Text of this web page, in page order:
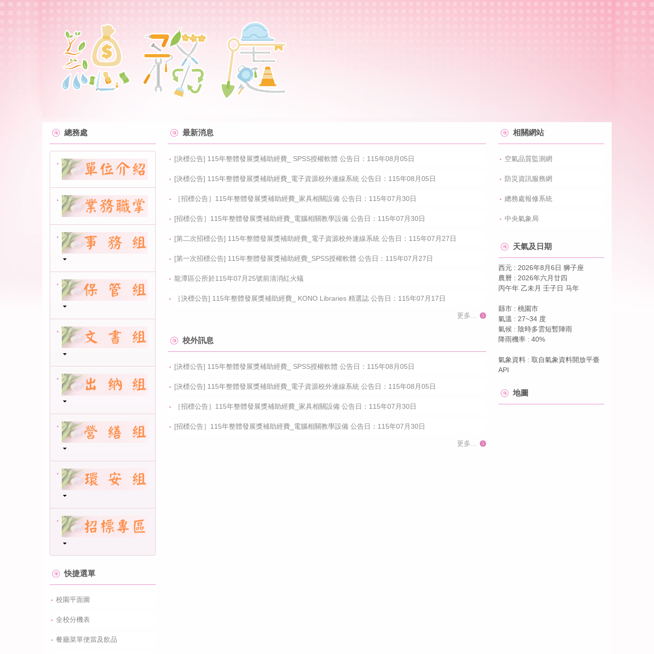
總務處
快捷選單
校園平面圖
全校分機表
餐廳菜單便當及飲品
最新消息
[決標公告] 115年整體發展獎補助經費_ SPSS授權軟體 公告日：115年08月05日
[決標公告] 115年整體發展獎補助經費_電子資源校外連線系統 公告日：115年08月05日
［招標公告］115年整體發展獎補助經費_家具相關設備 公告日：115年07月30日
[招標公告］115年整體發展獎補助經費_電腦相關教學設備 公告日：115年07月30日
[第二次招標公告] 115年整體發展獎補助經費_電子資源校外連線系統 公告日：115年07月27日
[第一次招標公告] 115年整體發展獎補助經費_SPSS授權軟體 公告日：115年07月27日
龍潭區公所於115年07月25號前清消紅火蟻
［決標公告] 115年整體發展獎補助經費_ KONO Libraries 精選誌 公告日：115年07月17日
更多...
校外訊息
[決標公告] 115年整體發展獎補助經費_ SPSS授權軟體 公告日：115年08月05日
[決標公告] 115年整體發展獎補助經費_電子資源校外連線系統 公告日：115年08月05日
［招標公告］115年整體發展獎補助經費_家具相關設備 公告日：115年07月30日
[招標公告］115年整體發展獎補助經費_電腦相關教學設備 公告日：115年07月30日
更多...
相關網站
空氣品質監測網
防災資訊服務網
總務處報修系統
中央氣象局
天氣及日期
西元 : 2026年8月6日 狮子座
農曆 : 2026年六月廿四
丙午年 乙未月 壬子日 马年
縣市 : 桃園市
氣溫 : 27~34 度
氣候 : 陰時多雲短暫陣雨
降雨機率 : 40%
氣象資料 : 取自氣象資料開放平臺
API
地圖